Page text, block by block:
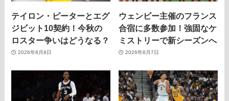
テイロン・ピーターとエグ
ジビット10契約！今秋の
ロスター争いはどうなる？
2026年8月8日
ウェンビー主催のフランス
合宿に多数参加！強固なケ
ミストリーで新シーズンへ
2026年8月7日